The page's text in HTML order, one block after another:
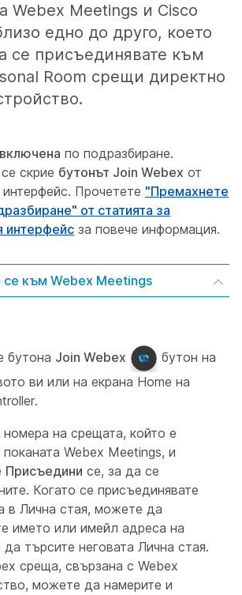
Webex Meetings и Cisco
едно до друго, което
се присъединявате към
Room срещи директно
включена по подразбиране.
скрие бутонът Join Webex от
Прочетете "Премахнете
от статията за
интерфейс за повече информация.
към Webex Meetings
бутона Join Webex
бутон на
ви или на екрана Home на
на срещата, който е
Webex Meetings, и
Присъедини се, за да се
Когато се присъединявате
в Лична стая, можете да
името или имейл адреса на
да търсите неговата Лична стая.
среща, свързана с Webex
можете да намерите и